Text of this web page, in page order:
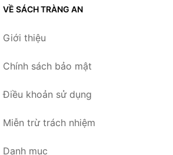
VỀ SÁCH TRÀNG AN
Giới thiệu
Chính sách bảo mật
Điều khoản sử dụng
Miễn trừ trách nhiệm
Danh mục